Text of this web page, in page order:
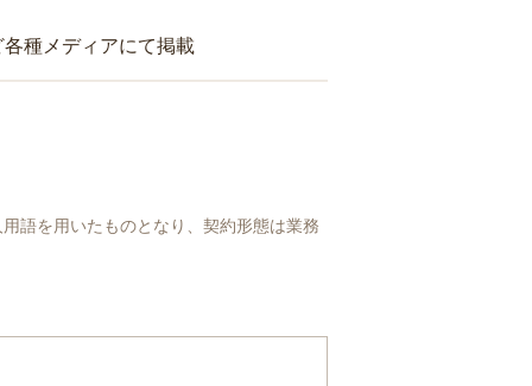
種メディアにて掲載
語を用いたものとなり、契約形態は業務